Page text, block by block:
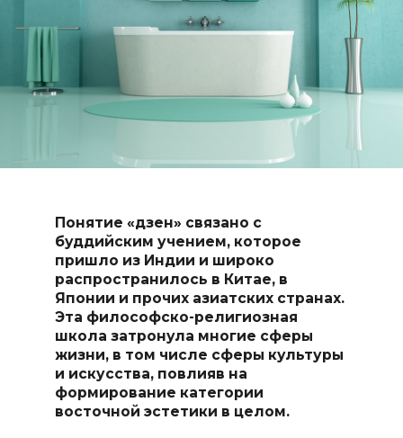
Понятие «дзен» связано с
буддийским учением, которое
пришло из Индии и широко
распространилось в Китае, в
Японии и прочих азиатских странах.
Эта философско-религиозная
школа затронула многие сферы
жизни, в том числе сферы культуры
и искусства, повлияв на
формирование категории
восточной эстетики в целом.